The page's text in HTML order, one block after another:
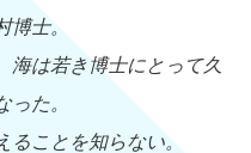
博士。
海は若き博士にとって久
った。
ることを知らない。